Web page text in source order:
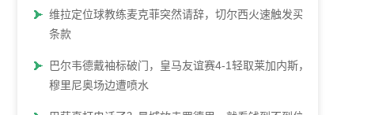
维拉定位球教练麦克菲突然请辞，切尔西火速触发买断
条款
巴尔韦德戴袖标破门，皇马友谊赛4-1轻取莱加内斯，
穆里尼奥场边遭喷水